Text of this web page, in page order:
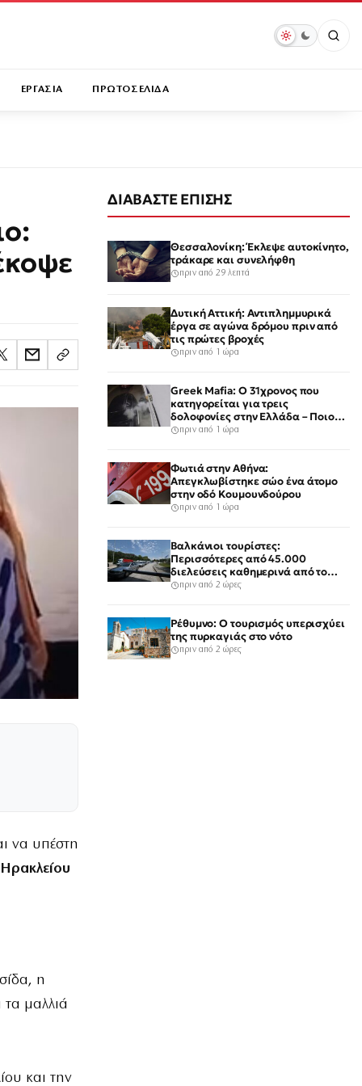
ΕΡΓΑΣΙΑ ΠΡΩΤΟΣΕΛΙΔΑ
να υπέστη
Ηρακλείου
η
μαλλιά
και την
ΔΙΑΒΑΣΤΕ ΕΠΙΣΗΣ
Θεσσαλονίκη: Έκλεψε αυτοκίνητο,
τράκαρε και συνελήφθη
πριν από 29 λεπτά
Δυτική Αττική: Αντιπλημμυρικά
έργα σε αγώνα δρόμου πριν από
τις πρώτες βροχές
πριν από 1 ώρα
Greek Mafia: Ο 31χρονος που
κατηγορείται για τρεις
δολοφονίες στην Ελλάδα – Ποιος
είναι το «πιστόλι» του Έντικ
πριν από 1 ώρα
Φωτιά στην Αθήνα:
Απεγκλωβίστηκε σώο ένα άτομο
στην οδό Κουμουνδούρου
πριν από 1 ώρα
Βαλκάνιοι τουρίστες:
Περισσότερες από 45.000
διελεύσεις καθημερινά από το
τελωνείο των Ευζώνων
πριν από 2 ώρες
Ρέθυμνο: Ο τουρισμός υπερισχύει
της πυρκαγιάς στο νότο
πριν από 2 ώρες